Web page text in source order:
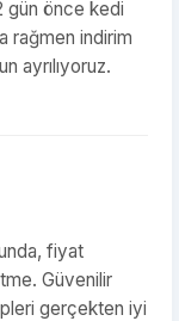
gün önce kedi
rağmen indirim
ayrılıyoruz.
fiyat
Güvenilir
gerçekten iyi